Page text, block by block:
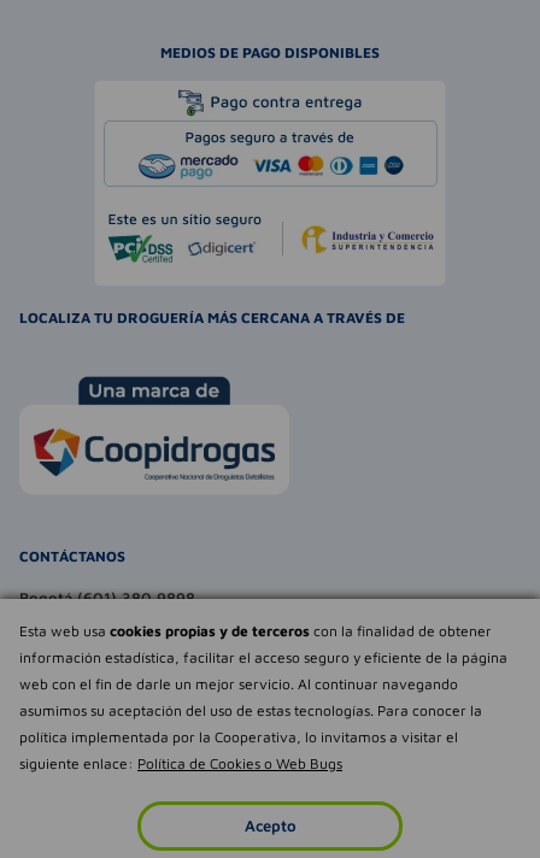
Esta web usa cookies propias y de terceros con la finalidad de obtener
información estadística, facilitar el acceso seguro y eficiente de la página
web con el fin de darle un mejor servicio. Al continuar navegando
asumimos su aceptación del uso de estas tecnologías. Para conocer la
política implementada por la Cooperativa, lo invitamos a visitar el
siguiente enlace: Política de Cookies o Web Bugs
Acepto
Imperdibles Favoritos
Déjanos tu
opinión
MEDIOS DE PAGO DISPONIBLES
LOCALIZA TU DROGUERÍA MÁS CERCANA A TRAVÉS DE
CONTÁCTANOS
Bogotá (601) 380 9898
atencionalcliente@farmaexpress.com
TE PUEDE INTERESAR
NOSOTROS
Empowered by
Todos los derechos reservados Farmaexpress 2025